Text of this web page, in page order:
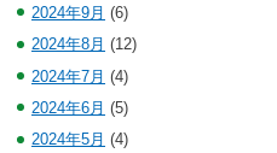
2024年9月 (6)
2024年8月 (12)
2024年7月 (4)
2024年6月 (5)
2024年5月 (4)